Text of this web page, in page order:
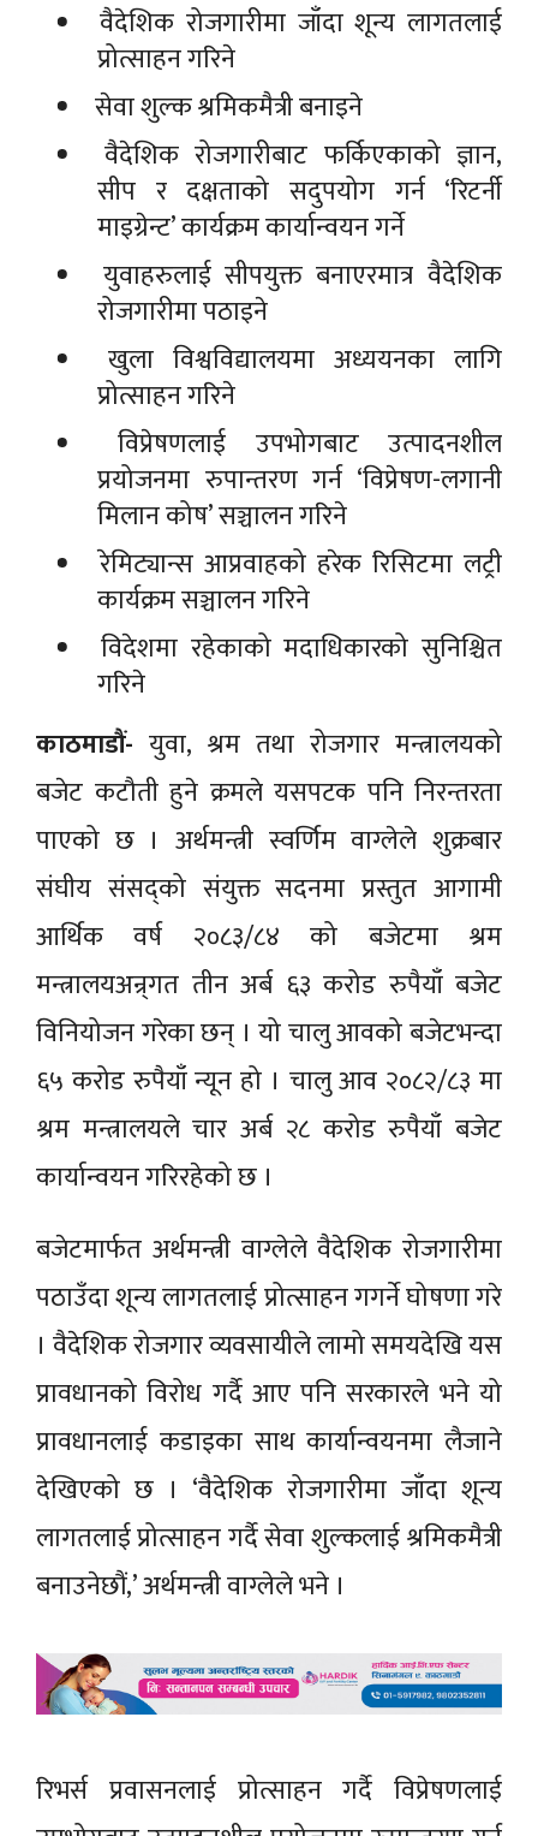
वैदेशिक रोजगारीमा जाँदा शून्य लागतलाई
प्रोत्साहन गरिने
सेवा शुल्क श्रमिकमैत्री बनाइने
वैदेशिक रोजगारीबाट फर्किएकाको ज्ञान,
सीप र दक्षताको सदुपयोग गर्न ‘रिटर्नी
माइग्रेन्ट’ कार्यक्रम कार्यान्वयन गर्ने
युवाहरुलाई सीपयुक्त बनाएरमात्र वैदेशिक
रोजगारीमा पठाइने
खुला विश्वविद्यालयमा अध्ययनका लागि
प्रोत्साहन गरिने
विप्रेषणलाई उपभोगबाट उत्पादनशील
प्रयोजनमा रुपान्तरण गर्न ‘विप्रेषण-लगानी
मिलान कोष’ सञ्चालन गरिने
रेमिट्यान्स आप्रवाहको हरेक रिसिटमा लट्री
कार्यक्रम सञ्चालन गरिने
विदेशमा रहेकाको मदाधिकारको सुनिश्चित
गरिने
काठमाडौं- युवा, श्रम तथा रोजगार मन्त्रालयको
बजेट कटौती हुने क्रमले यसपटक पनि निरन्तरता
पाएको छ । अर्थमन्त्री स्वर्णिम वाग्लेले शुक्रबार
संघीय संसद्को संयुक्त सदनमा प्रस्तुत आगामी
आर्थिक वर्ष २०८३/८४ को बजेटमा श्रम
मन्त्रालयअन्र्गत तीन अर्ब ६३ करोड रुपैयाँ बजेट
विनियोजन गरेका छन् । यो चालु आवको बजेटभन्दा
६५ करोड रुपैयाँ न्यून हो । चालु आव २०८२/८३ मा
श्रम मन्त्रालयले चार अर्ब २८ करोड रुपैयाँ बजेट
कार्यान्वयन गरिरहेको छ ।
बजेटमार्फत अर्थमन्त्री वाग्लेले वैदेशिक रोजगारीमा
पठाउँदा शून्य लागतलाई प्रोत्साहन गगर्ने घोषणा गरे
। वैदेशिक रोजगार व्यवसायीले लामो समयदेखि यस
प्रावधानको विरोध गर्दै आए पनि सरकारले भने यो
प्रावधानलाई कडाइका साथ कार्यान्वयनमा लैजाने
देखिएको छ । ‘वैदेशिक रोजगारीमा जाँदा शून्य
लागतलाई प्रोत्साहन गर्दै सेवा शुल्कलाई श्रमिकमैत्री
बनाउनेछौं,’ अर्थमन्त्री वाग्लेले भने ।
रिभर्स प्रवासनलाई प्रोत्साहन गर्दै विप्रेषणलाई